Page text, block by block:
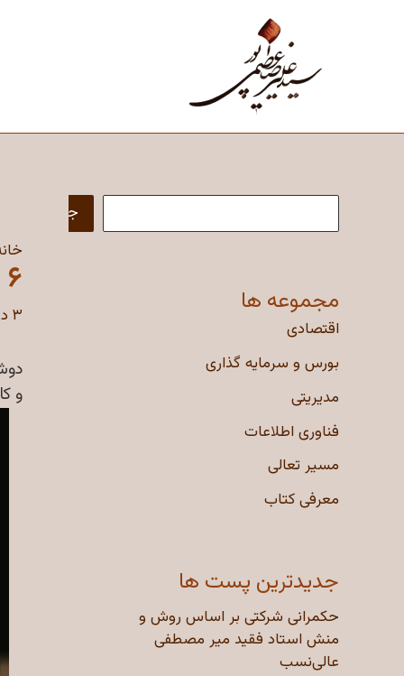
جستجو
مجموعه ها
اقتصادی
بورس و سرمایه گذاری
مدیریتی
فناوری اطلاعات
مسیر تعالی
معرفی کتاب
جدیدترین پست ها
حکمرانی شرکتی بر اساس روش و
منش استاد فقید میر مصطفی
عالی‌نسب
۶ اصل تصمیم گیری در سازمانها
۳ دی ۱۳۹۷
و